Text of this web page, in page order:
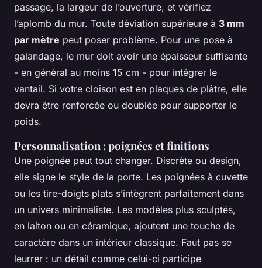
passage, la largeur de l’ouverture, et vérifiez
l’aplomb du mur. Toute déviation supérieure à 3 mm
par mètre peut poser problème. Pour une pose à
galandage, le mur doit avoir une épaisseur suffisante
- en général au moins 15 cm - pour intégrer le
vantail. Si votre cloison est en plaques de plâtre, elle
devra être renforcée ou doublée pour supporter le
poids.
Personnalisation : poignées et finitions
Une poignée peut tout changer. Discrète ou design,
elle signe le style de la porte. Les poignées à cuvette
ou les tire-doigts plats s’intègrent parfaitement dans
un univers minimaliste. Les modèles plus sculptés,
en laiton ou en céramique, ajoutent une touche de
caractère dans un intérieur classique. Faut pas se
leurrer : un détail comme celui-ci participe